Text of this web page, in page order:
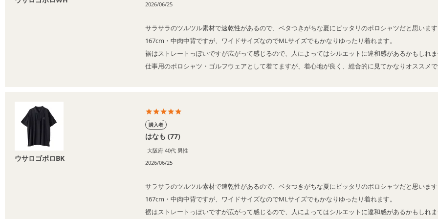
2026/06/25
サラサラのツルツル素材で速乾性があるので、ベタつきがちな夏にピッタリのポロシャツだと思います
167cm・中肉中背ですが、ワイドサイズなのでMLサイズでもかなりゆったり着れます。
裾はストレートっぽいですが広がって感じるので、人によってはシルエットに違和感があるかもしれま
仕事用のポロシャツ・ゴルフウェアとして着てますが、着心地が良く、総合的に見てかなりオススメで
ウサロゴポロBK
購入者
はなも 77
大阪府 40代 男性
2026/06/25
サラサラのツルツル素材で速乾性があるので、ベタつきがちな夏にピッタリのポロシャツだと思います
167cm・中肉中背ですが、ワイドサイズなのでMLサイズでもかなりゆったり着れます。
裾はストレートっぽいですが広がって感じるので、人によってはシルエットに違和感があるかもしれま